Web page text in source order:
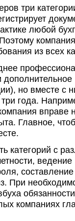
три
любой
из всех
но вместе с
года.
вправе
Главное,
категорий с
ведение
При
компаниях